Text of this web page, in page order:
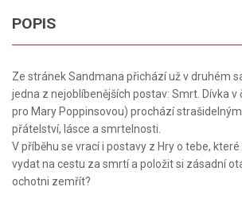
POPIS
Ze stránek Sandmana přichází už v druhém
jedna z nejoblíbenějších postav: Smrt. Dívka
pro Mary Poppinsovou) prochází
přátelství, lásce a smrtelnosti.
V příběhu se vrací i postavy z Hry o tebe,
vydat na cestu za smrtí a položit si zásadní
ochotni zemřít?